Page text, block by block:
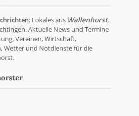
: Lokales aus Wallenhorst,
Aktuelle News und Termine
Vereinen, Wirtschaft,
Wetter und Notdienste für die